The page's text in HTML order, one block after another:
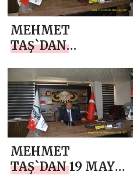
MEHMET
TAŞ`DAN
TEŞKİLATI’NIN
187. KURULUŞ YIL
DÖNÜMÜ MESAJI
MEHMET
TAŞ`DAN 19 MAYIS